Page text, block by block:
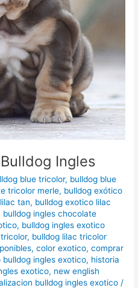
Ingles
blue tricolor, bulldog blue
tricolor merle, bulldog exótico
tan, bulldog exotico lilac
bulldog ingles chocolate
, bulldog ingles exotico
, bulldog lilac tricolor
,color exotico,comprar
bulldog ingles exotico, historia
exotico, new english
bulldog ingles exotico /